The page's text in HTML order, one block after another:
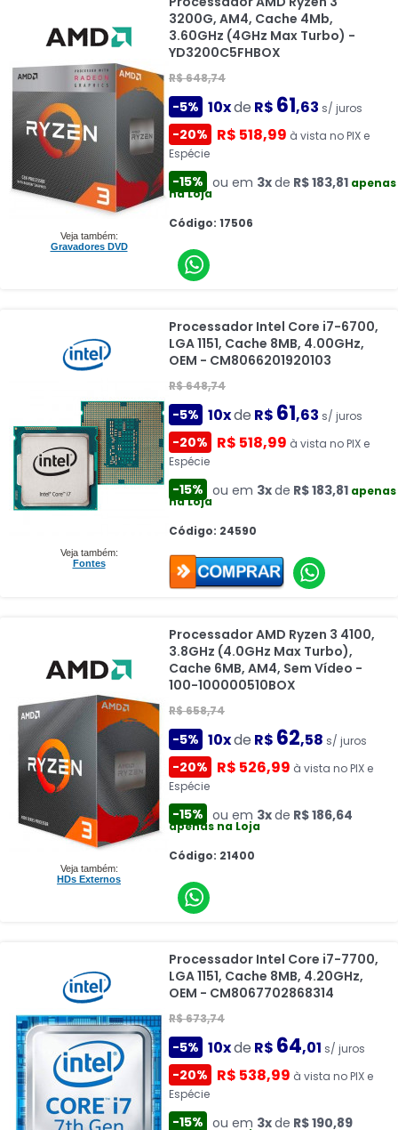
Veja também:
Gravadores DVD
3200G, AM4, Cache 4Mb,
3.60GHz (4GHz Max Turbo) -
YD3200C5FHBOX
R$ 648,74
-5% 10xde R$ 61,63 s/ juros
-20% R$ 518,99 à vista no PIX e
Espécie
-15% ou em 3xde R$ 183,81 apenas
na Loja
Código: 17506
Veja também:
Fontes
Processador Intel Core i7-6700,
LGA 1151, Cache 8MB, 4.00GHz,
OEM - CM8066201920103
R$ 648,74
-5% 10xde R$ 61,63 s/ juros
-20% R$ 518,99 à vista no PIX e
Espécie
-15% ou em 3xde R$ 183,81 apenas
na Loja
Código: 24590
Veja também:
HDs Externos
Processador AMD Ryzen 3 4100,
3.8GHz (4.0GHz Max Turbo),
Cache 6MB, AM4, Sem Vídeo -
100-100000510BOX
R$ 658,74
-5% 10xde R$ 62,58 s/ juros
-20% R$ 526,99 à vista no PIX e
Espécie
-15% ou em 3xde R$ 186,64
apenas na Loja
Código: 21400
Processador Intel Core i7-7700,
LGA 1151, Cache 8MB, 4.20GHz,
OEM - CM8067702868314
R$ 673,74
-5% 10xde R$ 64,01 s/ juros
-20% R$ 538,99 à vista no PIX e
Espécie
-15% ou em 3xde R$ 190,89